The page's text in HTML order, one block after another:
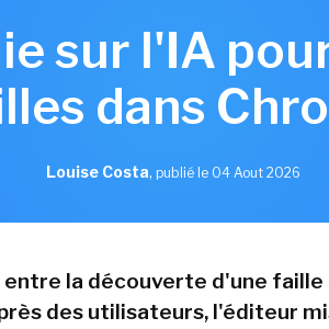
sur l'IA
dans
Louise Costa, publié le 04 Aout 2026
entre la découverte d'une faille
des utilisateurs, l'éditeur